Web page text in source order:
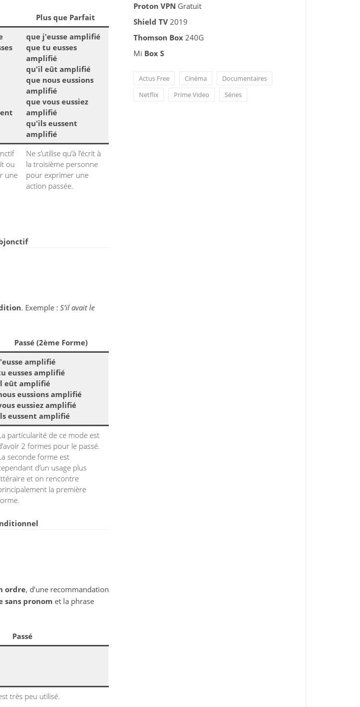
Plus que Parfait
que j'eusse amplifié
que tu eusses
amplifié
qu'il eût amplifié
que nous eussions
amplifié
que vous eussiez
amplifié
qu'ils eussent
amplifié
ou
une
Ne s’utilise qu’à l’écrit à
la troisième personne
pour exprimer une
action passée.
. Exemple : S’il avait le
Passé (2ème Forme)
amplifié
eusses amplifié
eût amplifié
eussions amplifié
eussiez amplifié
eussent amplifié
particularité de ce mode est
2 formes pour le passé.
seconde forme est
d’un usage plus
et on rencontre
la première
ordre, d’une recommandation
sans pronom et la phrase
Passé
très peu utilisé.
Proton VPN Gratuit
Shield TV2019
Thomson Box240G
Mi Box S
Actus Free Cinéma
Documentaires
Netflix
Prime Video Séries